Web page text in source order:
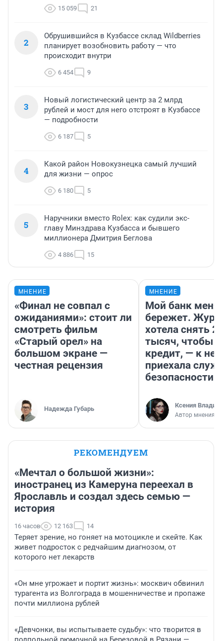
15 059 21
2
Обрушившийся в Кузбассе склад Wildberries
планирует возобновить работу — что
происходит внутри
6 454 9
3
Новый логистический центр за 2 млрд
рублей и мост для него отстроят в Кузбассе
— подробности
6 187 5
4
Какой район Новокузнецка самый лучший
для жизни — опрос
6 180 5
5
Наручники вместо Rolex: как судили экс-
главу Минздрава Кузбасса и бывшего
миллионера Дмитрия Беглова
4 886 15
МНЕНИЕ
«Финал не совпал с
ожиданиями»: стоит ли
смотреть фильм
«Старый орел» на
большом экране —
честная рецензия
Надежда Губарь
МНЕНИЕ
Мой банк меня
бережет.
хотела снять
тысяч, чтобы
кредит, — к
приехала
безопасности
Ксения
Автор мнения
РЕКОМЕНДУЕМ
«Мечтал о большой жизни»:
иностранец из Камеруна переехал в
Ярославль и создал здесь семью —
история
16 часов 12 163 14
Теряет зрение, но гоняет на мотоцикле и скейте. Как
живет подросток с редчайшим диагнозом, от
которого нет лекарств
«Он мне угрожает и портит жизнь»: москвич обвинил
турагента из Волгограда в мошенничестве и пропаже
почти миллиона рублей
«Девчонки, вы испытываете судьбу»: что творится в